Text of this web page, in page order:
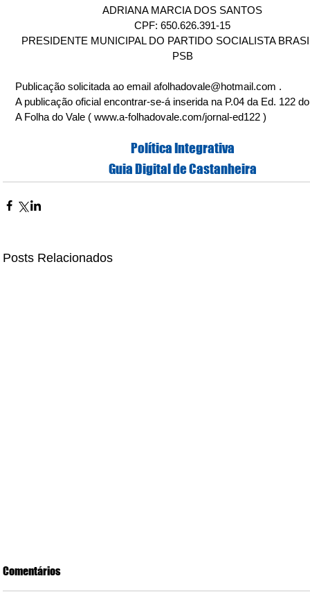
ADRIANA MARCIA DOS SANTOS
CPF: 650.626.391-15
PRESIDENTE MUNICIPAL DO PARTIDO SOCIALISTA
PSB
Publicação solicitada ao email afolhadovale@hotmail.com .
A publicação oficial encontrar-se-á inserida na P.04 da Ed. 122
A Folha do Vale ( www.a-folhadovale.com/jornal-ed122 )
Política Integrativa
Guia Digital de Castanheira
Posts Relacionados
Comentários